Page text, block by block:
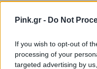
Pink.gr - Do Not
If you wish to opt-out of
processing of your
targeted advertising by